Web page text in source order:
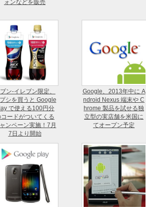
ォンなどを販売
ン-イレブン限定、
シを買うと Google
で使える100円分
ードがついてくる
ンペーン実施！7月
7日より開始
Google、2013年中に A
ndroid Nexus 端末や C
hrome 製品を試せる独
立型の実店舗を米国に
てオープン予定